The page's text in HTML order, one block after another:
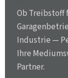
Ob Treibstoff
Industrie —
Ihre
Partner.